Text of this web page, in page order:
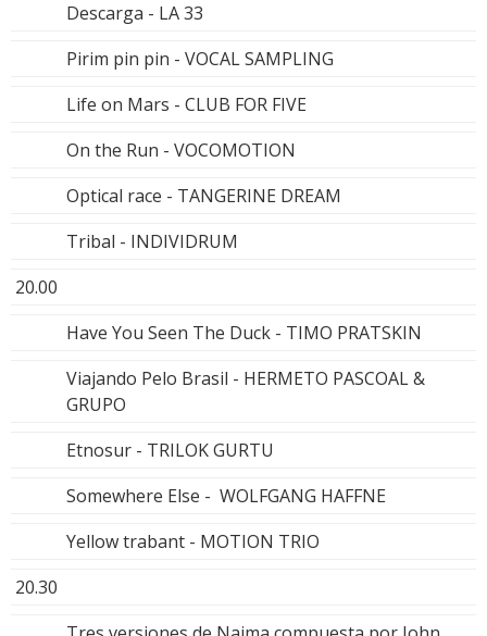
Descarga - LA 33
Pirim pin pin - VOCAL SAMPLING
Life on Mars - CLUB FOR FIVE
On the Run - VOCOMOTION
Optical race - TANGERINE DREAM
Tribal - INDIVIDRUM
20.00
Have You Seen The Duck - TIMO PRATSKIN
Viajando Pelo Brasil - HERMETO PASCOAL &
GRUPO
Etnosur - TRILOK GURTU
Somewhere Else - WOLFGANG HAFFNE
Yellow trabant - MOTION TRIO
20.30